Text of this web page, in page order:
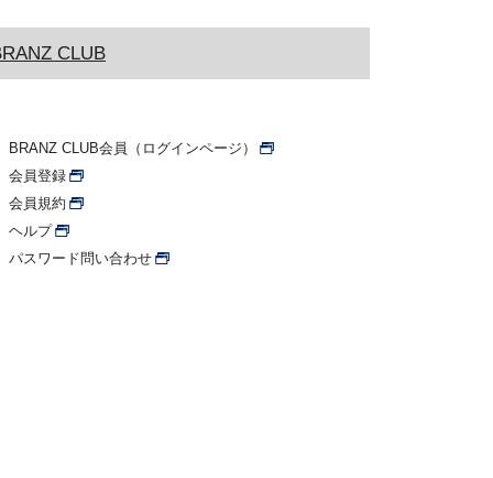
CLUB
BRANZ CLUB会員（ログインページ）
会員登録
会員規約
ヘルプ
パスワード問い合わせ